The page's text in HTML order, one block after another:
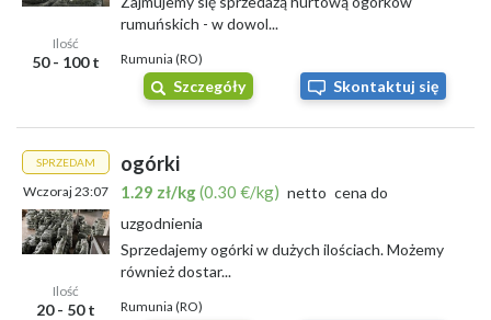
Ilość
50 - 100 t
rumuńskich - w dowol...
Rumunia (RO)
Szczegóły Skontaktuj się
SPRZEDAM
Wczoraj 23:07
Ilość
20 - 50 t
ogórki
1.29 zł/kg(0.30 €/kg) netto cena do
uzgodnienia
Sprzedajemy ogórki w dużych ilościach. Możemy
również dostar...
Rumunia (RO)